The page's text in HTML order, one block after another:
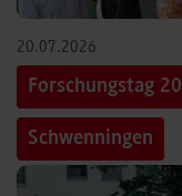
20.07.2026
Forschungstag
Schwenningen